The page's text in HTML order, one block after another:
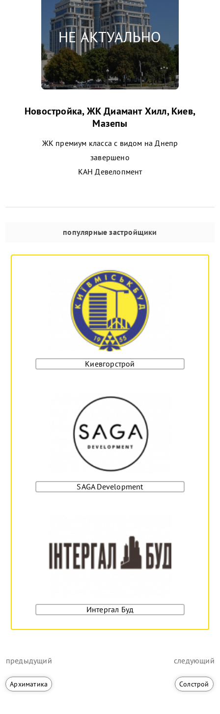
Новостройка, ЖК Диамант Хилл, Киев,
Мазепы
ЖК премиум класса с видом на Днепр
завершено
КАН Девелопмент
популярные застройщики
Киевгорстрой
SAGA Development
Интергал Буд
предыдущий
Архиматика
следующий
Солстрой